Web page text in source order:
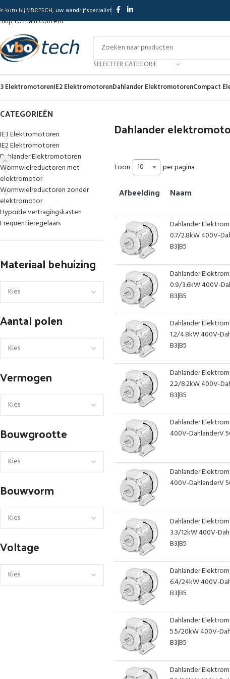
Skip to navigation
Skip to main content
bij VBOTECH, uw aandrijfspecialist
SELECTEER CATEGORIE
ElektromotorenIE2 ElektromotorenDahlander ElektromotorenCompact
CATEGORIEËN
IE3 Elektromotoren
IE2 Elektromotoren
Dahlander Elektromotoren
Wormwielreductoren met
elektromotor
Wormwielreductoren zonder
elektromotor
Hypoïde vertragingskasten
Frequentieregelaars
Materiaal behuizing
Aantal polen
Vermogen
Bouwgrootte
Bouwvorm
Voltage
Dahlander
Toon 10 per pagina
Afbeelding Naam
Dahlander
0.7/2.8kW 400V-
B3|B5
Dahlander
0.9/3.6kW 400V-
B3|B5
Dahlander
1.2/4.8kW 400V-
B3|B5
Dahlander
2.2/8.2kW 400V-
B3|B5
Dahlander
400V-DahlanderV
Dahlander
400V-DahlanderV
Dahlander
3.3/12kW 400V-
B3|B5
Dahlander
6.4/24kW 400V-
B3|B5
Dahlander
5.5/20kW 400V-
B3|B5
Dahlander